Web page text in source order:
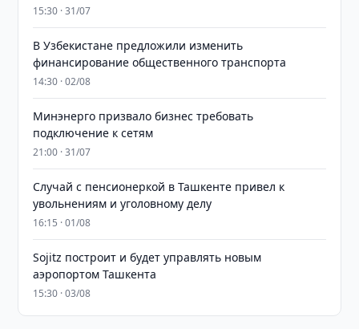
15:30 · 31/07
В Узбекистане предложили изменить
финансирование общественного транспорта
14:30 · 02/08
Минэнерго призвало бизнес требовать
подключение к сетям
21:00 · 31/07
Случай с пенсионеркой в Ташкенте привел к
увольнениям и уголовному делу
16:15 · 01/08
Sojitz построит и будет управлять новым
аэропортом Ташкента
15:30 · 03/08